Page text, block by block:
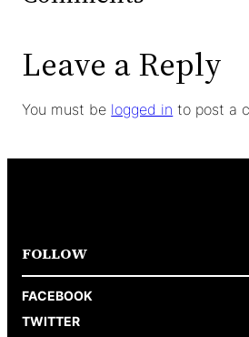
Leave a Reply
You must be logged in to post a
FOLLOW
FACEBOOK
TWITTER